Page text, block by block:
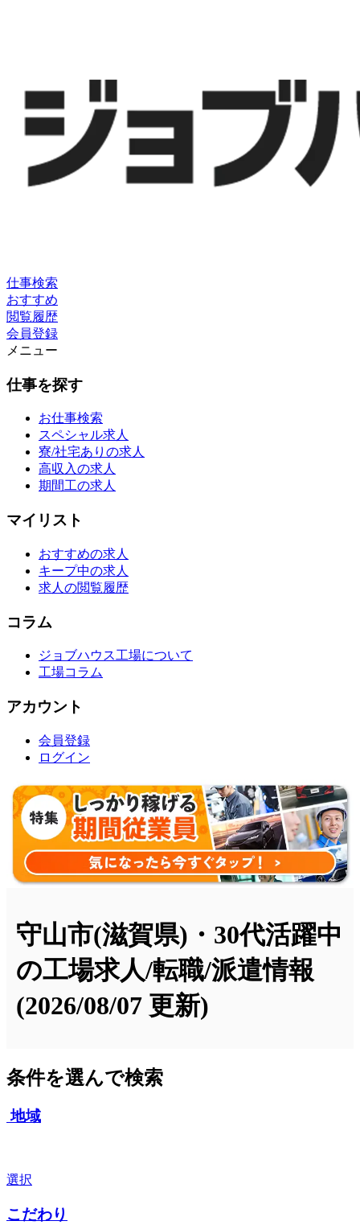
仕事検索
おすすめ
閲覧履歴
会員登録
メニュー
仕事を探す
お仕事検索
スペシャル求人
寮/社宅ありの求人
高収入の求人
期間工の求人
マイリスト
おすすめの求人
キープ中の求人
求人の閲覧履歴
コラム
ジョブハウス工場について
工場コラム
アカウント
会員登録
ログイン
守山市(滋賀県)・30代活躍中
の工場求人/転職/派遣情報
(2026/08/07 更新)
条件を選んで検索
地域
選択
こだわり